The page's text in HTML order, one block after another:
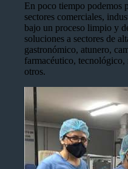
En poco tiempo podemos
sectores comerciales,
bajo un proceso limpio y
soluciones a sectores de
gastronómico, atunero,
farmacéutico, tecnológico,
otros.